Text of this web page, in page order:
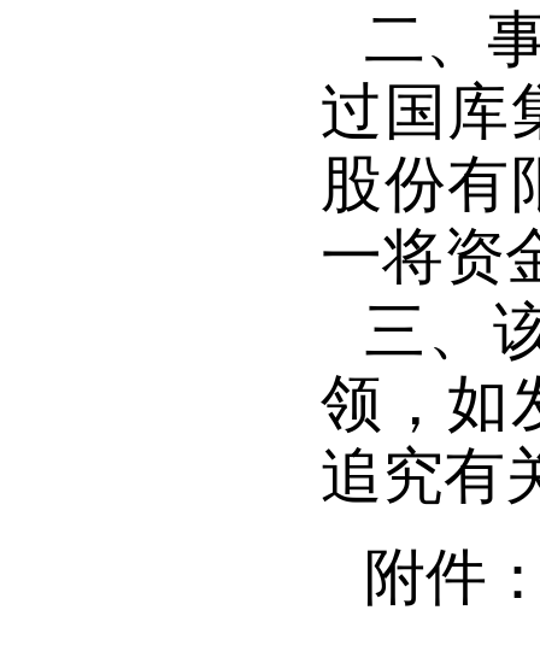
二、
过国库
股份有
一将资
三、
领，如
追究有
附件